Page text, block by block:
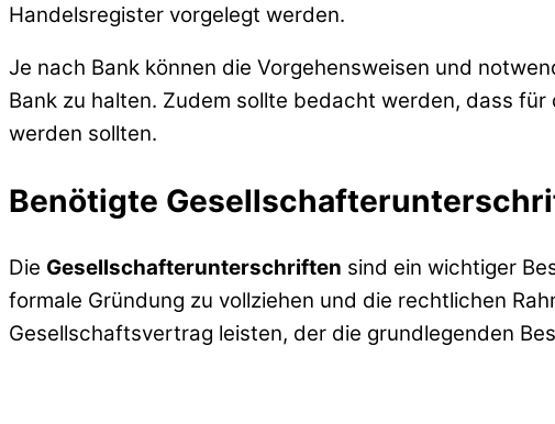
Handelsregister vorgelegt werden.
Je nach Bank können die Vorgehensweisen und
Bank zu halten. Zudem sollte bedacht werden, dass
werden sollten.
Benötigte
Die Gesellschafterunterschriften sind ein wichtiger
formale Gründung zu vollziehen und die rechtlichen
Gesellschaftsvertrag leisten, der die grundlegenden